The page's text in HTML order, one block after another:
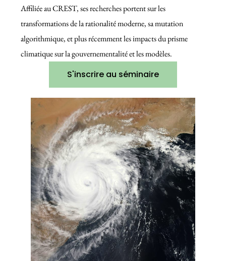
Affiliée au CREST, ses recherches portent sur les
transformations de la rationalité moderne, sa mutation
algorithmique, et plus récemment les impacts du prisme
climatique sur la gouvernementalité et les modèles.
S'inscrire au séminaire